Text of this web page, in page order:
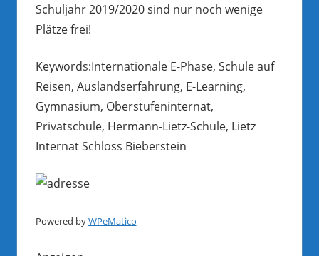
Schuljahr 2019/2020 sind nur noch wenige
Plätze frei!
Keywords:Internationale E-Phase, Schule auf
Reisen, Auslandserfahrung, E-Learning,
Gymnasium, Oberstufeninternat,
Privatschule, Hermann-Lietz-Schule, Lietz
Internat Schloss Bieberstein
Powered byWPeMatico